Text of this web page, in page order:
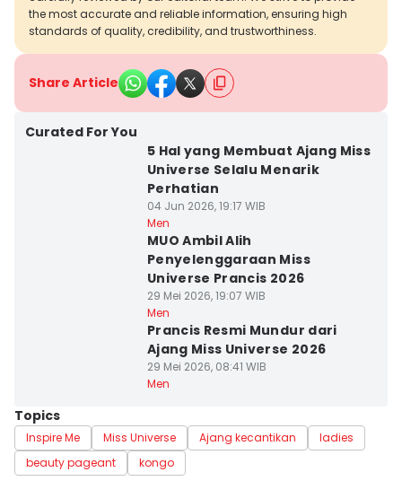
the most accurate and reliable information, ensuring high
standards of quality, credibility, and trustworthiness.
Share Article
Curated For You
5 Hal yang Membuat Ajang Miss
Universe Selalu Menarik
Perhatian
04 Jun 2026, 19:17 WIB
Men
MUO Ambil Alih
Penyelenggaraan Miss
Universe Prancis 2026
29 Mei 2026, 19:07 WIB
Men
Prancis Resmi Mundur dari
Ajang Miss Universe 2026
29 Mei 2026, 08:41 WIB
Men
Topics
Inspire Me Miss Universe Ajang kecantikan
ladies
beauty pageant
kongo